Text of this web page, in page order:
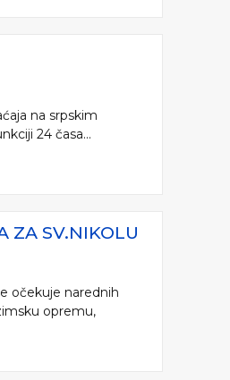
na srpskim
24 časa...
ZA SV.NIKOLU
očekuje narednih
opremu,